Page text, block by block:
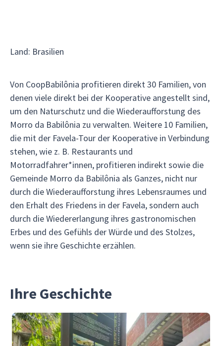
Land: Brasilien
Von CoopBabilônia profitieren direkt 30 Familien, von
denen viele direkt bei der Kooperative angestellt sind,
um den Naturschutz und die Wiederaufforstung des
Morro da Babilônia zu verwalten. Weitere 10 Familien,
die mit der Favela-Tour der Kooperative in Verbindung
stehen, wie z. B. Restaurants und
Motorradfahrer*innen, profitieren indirekt sowie die
Gemeinde Morro da Babilônia als Ganzes, nicht nur
durch die Wiederaufforstung ihres Lebensraumes und
den Erhalt des Friedens in der Favela, sondern auch
durch die Wiedererlangung ihres gastronomischen
Erbes und des Gefühls der Würde und des Stolzes,
wenn sie ihre Geschichte erzählen.
Ihre Geschichte